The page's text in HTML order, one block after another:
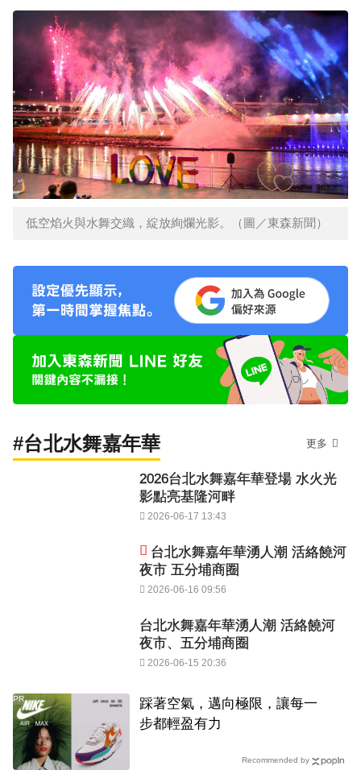
低空焰火與水舞交織，綻放絢爛光影。（圖／東森新聞）
#台北水舞嘉年華 更多
2026台北水舞嘉年華登場 水火光
影點亮基隆河畔
2026-06-17 13:43
台北水舞嘉年華湧人潮 活絡饒河
夜市 五分埔商圈
2026-06-16 09:56
台北水舞嘉年華湧人潮 活絡饒河
夜市、五分埔商圈
2026-06-15 20:36
踩著空氣，邁向極限，讓每一
步都輕盈有力
PR
Recommended by